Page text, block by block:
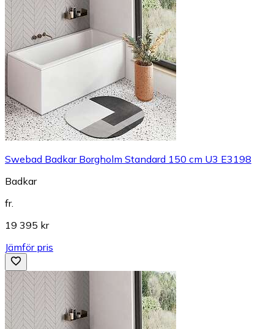
Swebad Badkar Borgholm Standard 150 cm U3 E3198
Badkar
fr.
19 395 kr
Jämför pris